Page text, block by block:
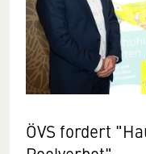
ÖVS fordert